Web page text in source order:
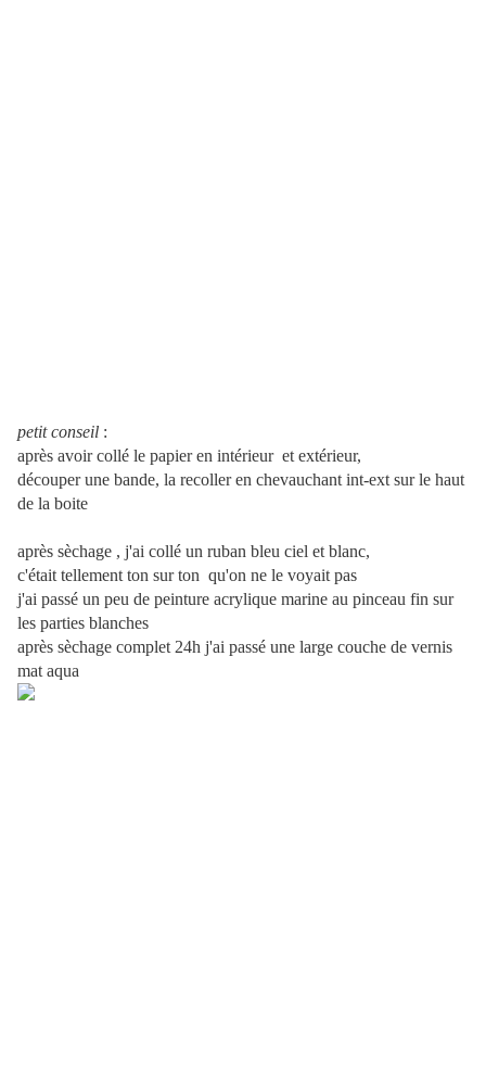
petit conseil :
après avoir collé le papier en intérieur et extérieur,
découper une bande, la recoller en chevauchant int-ext sur le haut
de la boite
après sèchage , j'ai collé un ruban bleu ciel et blanc,
c'était tellement ton sur ton qu'on ne le voyait pas
j'ai passé un peu de peinture acrylique marine au pinceau fin sur
les parties blanches
après sèchage complet 24h j'ai passé une large couche de vernis
mat aqua